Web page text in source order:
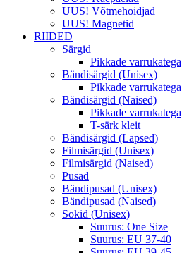
UUS! Võtmehoidjad
UUS! Magnetid
RIIDED
Särgid
Pikkade varrukatega
Bändisärgid (Unisex)
Pikkade varrukatega
Bändisärgid (Naised)
Pikkade varrukatega
T-särk kleit
Bändisärgid (Lapsed)
Filmisärgid (Unisex)
Filmisärgid (Naised)
Pusad
Bändipusad (Unisex)
Bändipusad (Naised)
Sokid (Unisex)
Suurus: One Size
Suurus: EU 37-40